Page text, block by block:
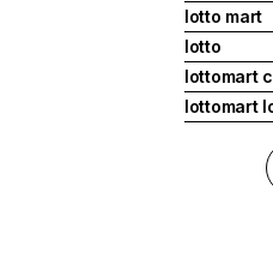
lotto mart
lotto
lottomart
lottomart